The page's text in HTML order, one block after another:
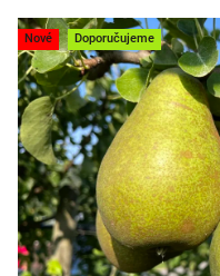
Nové Doporučujeme